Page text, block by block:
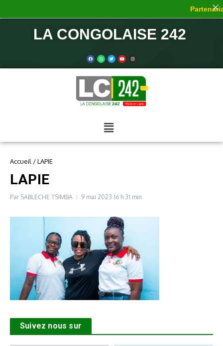
LA CONGOLAISE 242
Accueil /LAPIE
LAPIE
Par SABLECHE TSIMBA 9 mai 2023 16 h 31 min
Suivez nous sur